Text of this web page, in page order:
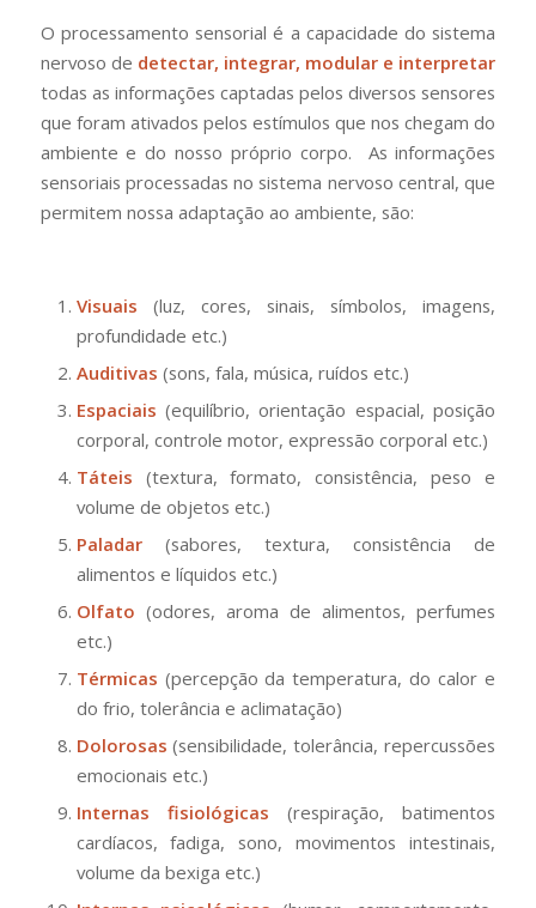
O processamento sensorial é a capacidade do sistema
nervoso de detectar, integrar, modular e interpretar
todas as informações captadas pelos diversos sensores
que foram ativados pelos estímulos que nos chegam do
ambiente e do nosso próprio corpo. As informações
sensoriais processadas no sistema nervoso central, que
permitem nossa adaptação ao ambiente, são:
Visuais (luz, cores, sinais, símbolos, imagens,
profundidade etc.)
Auditivas (sons, fala, música, ruídos etc.)
Espaciais (equilíbrio, orientação espacial, posição
corporal, controle motor, expressão corporal etc.)
Táteis (textura, formato, consistência, peso e
volume de objetos etc.)
Paladar(sabores, textura, consistência de
alimentos e líquidos etc.)
Olfato (odores, aroma de alimentos, perfumes
etc.)
Térmicas (percepção da temperatura, do calor e
do frio, tolerância e aclimatação)
Dolorosas (sensibilidade, tolerância, repercussões
emocionais etc.)
Internas fisiológicas (respiração, batimentos
cardíacos, fadiga, sono, movimentos intestinais,
volume da bexiga etc.)